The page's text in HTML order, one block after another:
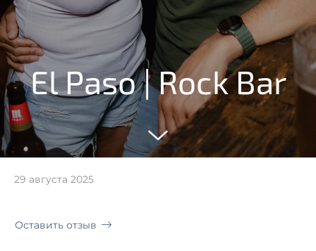
El Paso | Rock Bar
29 августа 2025
Оставить отзыв